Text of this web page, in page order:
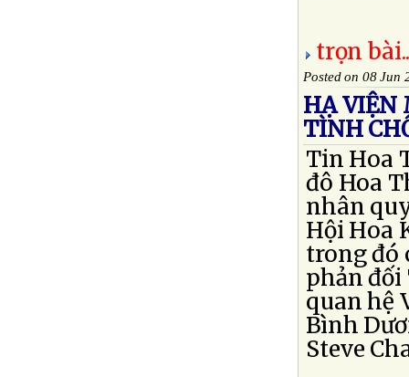
trọn
Posted on 08 Jun
HẠ VIỆN
TÌNH
Tin Hoa
đô Hoa
nhân
Hội Hoa
trong đó
phản đối
quan hệ
Bình
Steve